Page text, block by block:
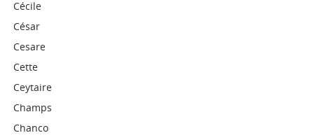
Cécile
César
Cesare
Cette
Ceytaire
Champs
Chanco